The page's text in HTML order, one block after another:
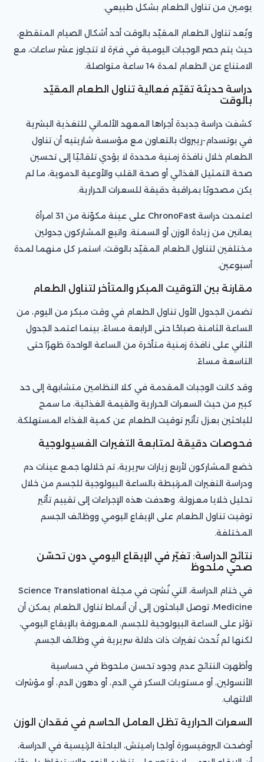
يومين من تناول الطعام بشكل طبيعي.
ويُعد تناول الطعام المقيّد بالوقت أحد أشكال الصيام المتقطع،
حيث يتم حصر الوجبات اليومية في فترة لا تتجاوز عشر ساعات، مع
الامتناع عن الطعام لمدة 14 ساعة متواصلة.
دراسة حديثة تقيّم فعالية تناول الطعام المقيّد
بالوقت
كشفت دراسة جديدة أجراها المعهد الألماني للتغذية البشرية
في بوتسدام-ريبروك بالتعاون مع مؤسسة شاريتيه أن تناول
الطعام خلال نافذة زمنية محددة لا يؤدي تلقائيًا إلى تحسين
صحة التمثيل الغذائي أو صحة القلب والأوعية الدموية، ما لم
يكن مصحوبًا بمراقبة دقيقة للسعرات الحرارية.
اعتمدت دراسة ChronoFast على عينة مكوّنة من 31 امرأة
يعانين من زيادة الوزن أو السمنة. واتبع المشاركون جدولين
مختلفين لتناول الطعام المقيّد بالوقت، استمر كل منهما لمدة
أسبوعين.
مقارنة بين التوقيت المبكر والمتأخر لتناول الطعام
تضمن الجدول الأول تناول الطعام في وقت مبكر من اليوم، من
الساعة الثامنة صباحًا حتى الرابعة مساءً، بينما اعتمد الجدول
الثاني على نافذة زمنية متأخرة من الساعة الواحدة ظهرًا حتى
التاسعة مساءً.
وقد كانت الوجبات المقدمة في كلا النظامين متشابهة إلى حد
كبير من حيث السعرات الحرارية والقيمة الغذائية، ما سمح
للباحثين بعزل تأثير توقيت الطعام عن كمية الغذاء المستهلكة.
فحوصات دقيقة لمتابعة التغيرات الفسيولوجية
خضع المشاركون لأربع زيارات سريرية، تم خلالها جمع عينات دم
ودراسة التغيرات المرتبطة بالساعة البيولوجية للجسم من خلال
تحليل خلايا معزولة. وهدفت هذه الإجراءات إلى تقييم تأثير
توقيت تناول الطعام على الإيقاع اليومي ووظائف الجسم
المختلفة.
نتائج الدراسة: تغيّر في الإيقاع اليومي دون تحسّن
صحي ملحوظ
في ختام الدراسة، التي نُشرت في مجلة Science Translational
Medicine، توصل الباحثون إلى أن أنماط تناول الطعام يمكن أن
تؤثر على الساعة البيولوجية للجسم، المعروفة بالإيقاع اليومي،
لكنها لم تُحدث تغيرات ذات دلالة سريرية في وظائف الجسم.
وأظهرت النتائج عدم وجود تحسن ملحوظ في حساسية
الأنسولين، أو مستويات السكر في الدم، أو دهون الدم، أو مؤشرات
الالتهاب.
السعرات الحرارية تظل العامل الحاسم في فقدان الوزن
أوضحت البروفيسورة أولجا راميتش، الباحثة الرئيسية في الدراسة،